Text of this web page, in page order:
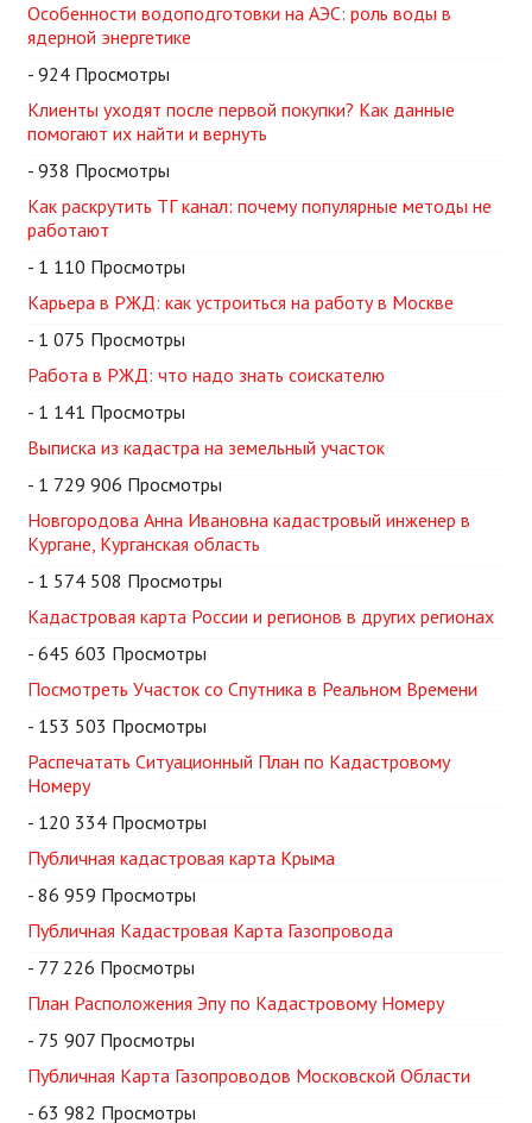
Особенности водоподготовки на АЭС: роль воды в
ядерной энергетике
- 924 Просмотры
Клиенты уходят после первой покупки? Как данные
помогают их найти и вернуть
- 938 Просмотры
Как раскрутить ТГ канал: почему популярные методы не
работают
- 1 110 Просмотры
Карьера в РЖД: как устроиться на работу в Москве
- 1 075 Просмотры
Работа в РЖД: что надо знать соискателю
- 1 141 Просмотры
Выписка из кадастра на земельный участок
- 1 729 906 Просмотры
Новгородова Анна Ивановна кадастровый инженер в
Кургане, Курганская область
- 1 574 508 Просмотры
Кадастровая карта России и регионов в других регионах
- 645 603 Просмотры
Посмотреть Участок со Спутника в Реальном Времени
- 153 503 Просмотры
Распечатать Ситуационный План по Кадастровому
Номеру
- 120 334 Просмотры
Публичная кадастровая карта Крыма
- 86 959 Просмотры
Публичная Кадастровая Карта Газопровода
- 77 226 Просмотры
План Расположения Эпу по Кадастровому Номеру
- 75 907 Просмотры
Публичная Карта Газопроводов Московской Области
- 63 982 Просмотры